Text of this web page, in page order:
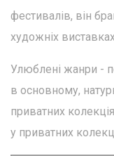
фестивалів, він
художніх
Улюблені жанри -
в основному,
приватних
у приватних